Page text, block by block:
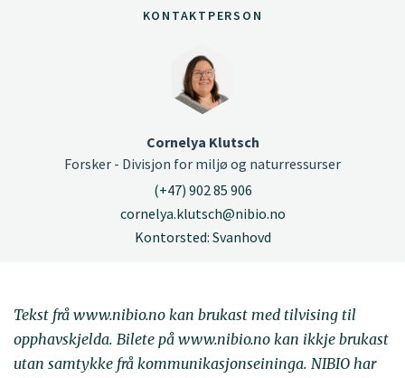
KONTAKTPERSON
Cornelya Klutsch
Forsker - Divisjon for miljø og naturressurser
(+47) 902 85 906
cornelya.klutsch@nibio.no
Kontorsted: Svanhovd
Tekst frå www.nibio.no kan brukast med tilvising til
opphavskjelda. Bilete på www.nibio.no kan ikkje brukast
utan samtykke frå kommunikasjonseininga. NIBIO har